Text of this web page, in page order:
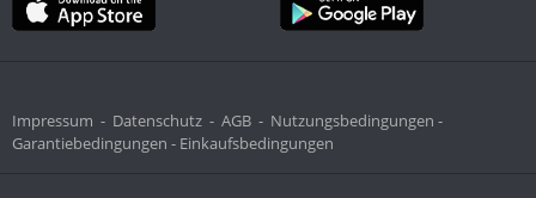
Impressum - Datenschutz - AGB - Nutzungsbedingungen -
Garantiebedingungen - Einkaufsbedingungen